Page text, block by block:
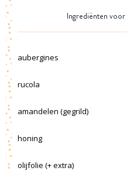
Ingrediënten voor
aubergines
rucola
amandelen (gegrild)
honing
olijfolie (+ extra)